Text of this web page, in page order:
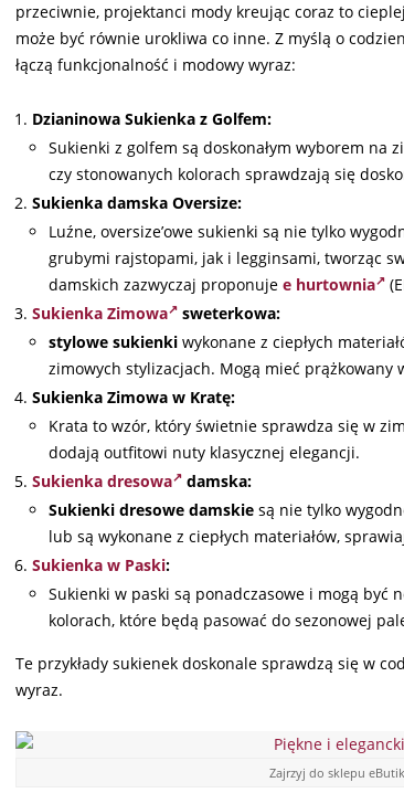
przeciwnie, projektanci mody kreując coraz to
może być równie urokliwa co inne. Z myślą o
łączą funkcjonalność i modowy wyraz:
Dzianinowa Sukienka z Golfem:
Sukienki z golfem są doskonałym wyborem na
czy stonowanych kolorach sprawdzają się
Sukienka damska Oversize:
Luźne, oversize’owe sukienki są nie tylko
grubymi rajstopami, jak i legginsami, tworząc
damskich zazwyczaj proponuje e hurtownia
Sukienka Zimowa
sweterkowa:
stylowe sukienki wykonane z ciepłych
zimowych stylizacjach. Mogą mieć
Sukienka Zimowa w Kratę:
Krata to wzór, który świetnie sprawdza się w
dodają outfitowi nuty klasycznej elegancji.
Sukienka dresowa
damska:
Sukienki dresowe damskie są nie tylko
lub są wykonane z ciepłych materiałów,
Sukienka w Paski:
Sukienki w paski są ponadczasowe i mogą być
kolorach, które będą pasować do sezonowej
Te przykłady sukienek doskonale sprawdzą się w
wyraz.
Zajrzyj do sklepu